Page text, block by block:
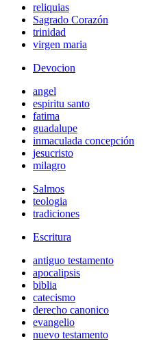
reliquias
Sagrado Corazón
trinidad
virgen maria
Devocion
angel
espiritu santo
fatima
guadalupe
inmaculada concepción
jesucristo
milagro
Salmos
teologia
tradiciones
Escritura
antiguo testamento
apocalipsis
biblia
catecismo
derecho canonico
evangelio
nuevo testamento